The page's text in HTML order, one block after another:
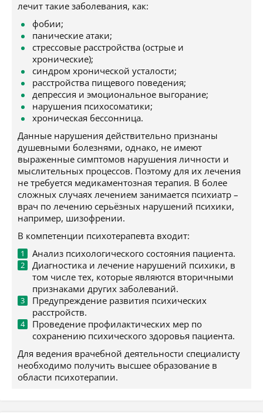
лечит такие заболевания, как:
фобии;
панические атаки;
стрессовые расстройства (острые и
хронические);
синдром хронической усталости;
расстройства пищевого поведения;
депрессия и эмоциональное выгорание;
нарушения психосоматики;
хроническая бессонница.
Данные нарушения действительно признаны
душевными болезнями, однако, не имеют
выраженные симптомов нарушения личности и
мыслительных процессов. Поэтому для их лечения
не требуется медикаментозная терапия. В более
сложных случаях лечением занимается психиатр –
врач по лечению серьёзных нарушений психики,
например, шизофрении.
В компетенции психотерапевта входит:
Анализ психологического состояния пациента.
Диагностика и лечение нарушений психики, в
том числе тех, которые являются вторичными
признаками других заболеваний.
Предупреждение развития психических
расстройств.
Проведение профилактических мер по
сохранению психического здоровья пациента.
Для ведения врачебной деятельности специалисту
необходимо получить высшее образование в
области психотерапии.